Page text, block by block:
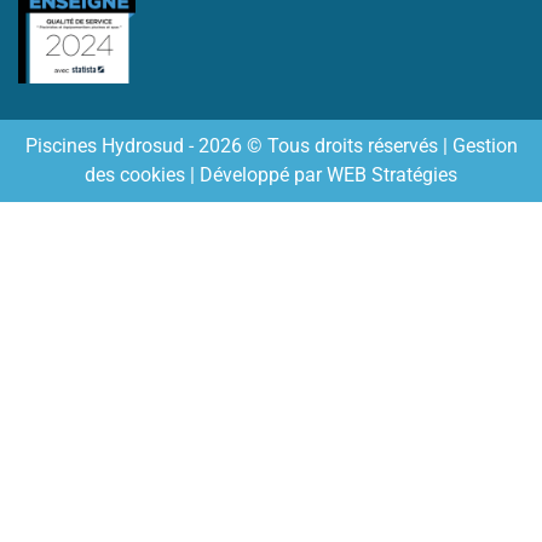
Piscines Hydrosud - 2026 © Tous droits réservés | Gestion
des cookies | Développé parWEB Stratégies